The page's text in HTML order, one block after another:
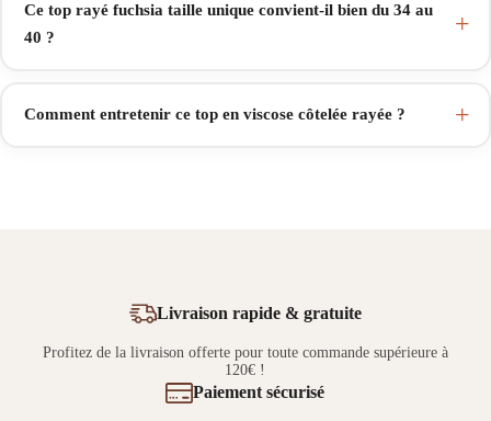
Ce top rayé fuchsia taille unique convient-il bien du 34 au
40 ?
Comment entretenir ce top en viscose côtelée rayée ?
Livraison rapide & gratuite
Profitez de la livraison offerte pour toute commande supérieure à
120€ !
Paiement sécurisé